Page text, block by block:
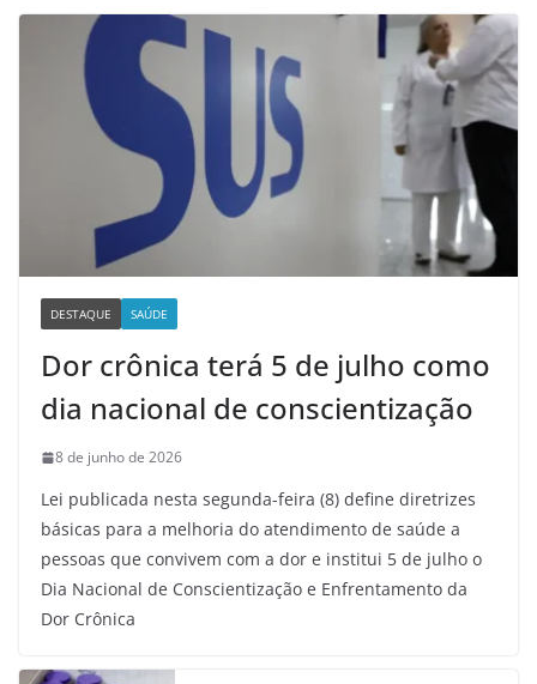
DESTAQUE SAÚDE
Dor crônica terá 5 de julho como
dia nacional de conscientização
8 de junho de 2026
Lei publicada nesta segunda-feira (8) define diretrizes
básicas para a melhoria do atendimento de saúde a
pessoas que convivem com a dor e institui 5 de julho o
Dia Nacional de Conscientização e Enfrentamento da
Dor Crônica